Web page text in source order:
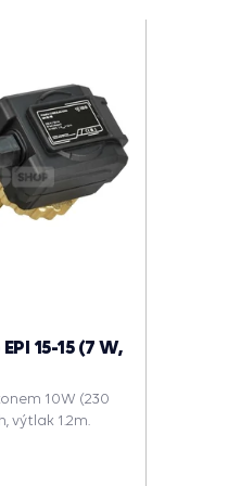
15-15 (7 W,
10W (230
výtlak 1.2m.